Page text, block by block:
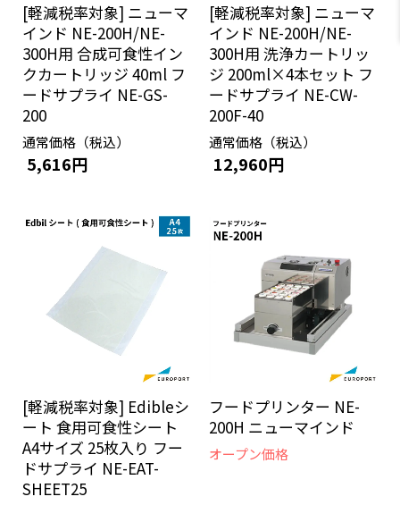
[軽減税率対象] ニューマ
インド NE-200H/NE-
300H用 合成可食性イン
クカートリッジ 40ml フ
ードサプライ NE-GS-
200
通常価格（税込）
5,616円
[軽減税率対象] ニューマ
インド NE-200H/NE-
300H用 洗浄カートリッ
ジ 200ml×4本セット フ
ードサプライ NE-CW-
200F-40
通常価格（税込）
12,960円
[軽減税率対象] Edibleシ
ート 食用可食性シート
A4サイズ 25枚入り フー
ドサプライ NE-EAT-
SHEET25
フードプリンター NE-
200H ニューマインド
オープン価格